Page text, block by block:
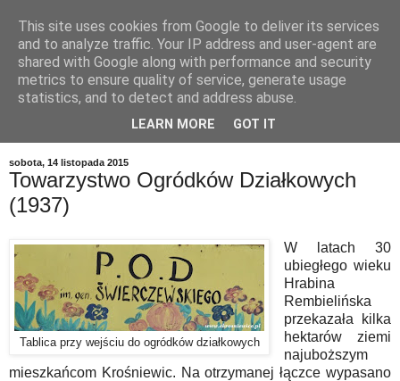
sobota, 14 listopada 2015
Towarzystwo Ogródków Działkowych
(1937)
Tablica przy wejściu do ogródków działkowych
W latach 30
ubiegłego wieku
Hrabina
Rembielińska
przekazała kilka
hektarów ziemi
najuboższym
mieszkańcom Krośniewic. Na otrzymanej łączce wypasano
This site uses cookies from Google to deliver its services
and to analyze traffic. Your IP address and user-agent are
shared with Google along with performance and security
metrics to ensure quality of service, generate usage
statistics, and to detect and address abuse.
LEARN MORE GOT IT